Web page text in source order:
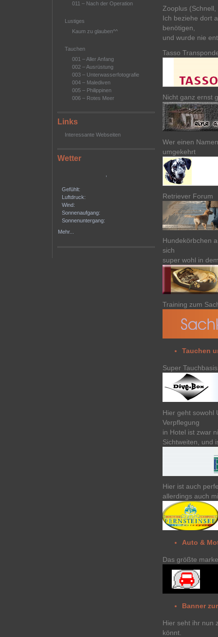
011 – Nach der Operation
Lustiges
Kaum zu glauben^^
Tauchen
001 – Aller Anfang
002 – Ausrüstung
003 – Unterwasserfotografie
004 – Malediven
005 – Philippinen
006 – Rotes Meer
Links
Interessante Webseiten
Wetter
Gefühlt:
Luftdruck:
Wind:
Sonnenaufgang:
Sonnenuntergang:
Mehr...
Zooplus
Ich beziehe dort
benötigen,
und wurde nie
Tasso
Nicht ganz ernst
Wer einen
umgekehrt
Retriever Forum
Hundekörbchen
sich
super wohl in
Training zum
Tauchen
Super
Hier geht sowohl
Verpflegung
in Hotel ist zwar
Sichtweiten, und
Hier ist auch
allerdings auch
Auto &
Das größte
Banner
Hier seht ihr nun
könnt.